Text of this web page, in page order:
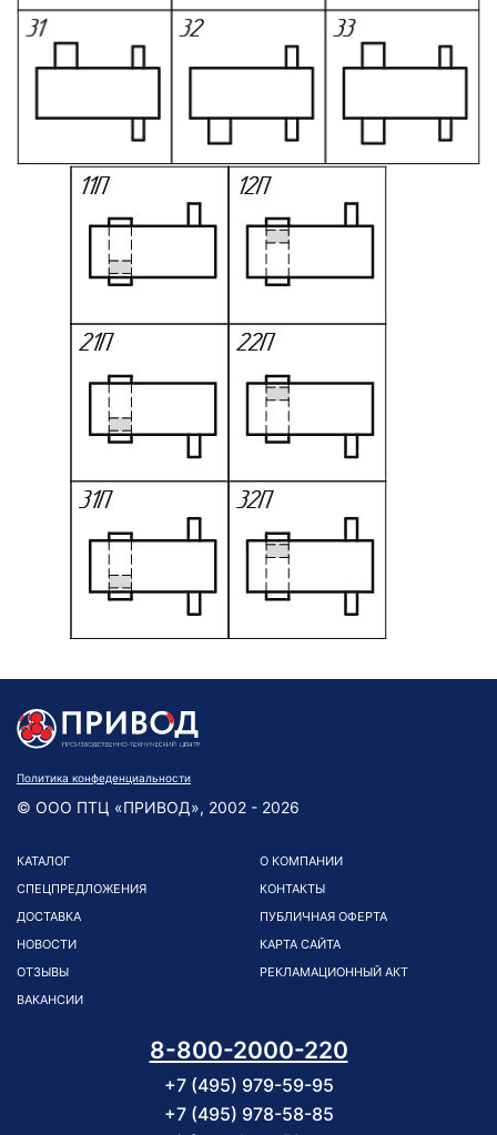
Политика конфеденциальности
© ООО ПТЦ «ПРИВОД», 2002 - 2026
КАТАЛОГ
СПЕЦПРЕДЛОЖЕНИЯ
ДОСТАВКА
НОВОСТИ
ОТЗЫВЫ
ВАКАНСИИ
О КОМПАНИИ
КОНТАКТЫ
ПУБЛИЧНАЯ ОФЕРТА
КАРТА САЙТА
РЕКЛАМАЦИОННЫЙ АКТ
8-800-2000-220
+7 (495) 979-59-95
+7 (495) 978-58-85